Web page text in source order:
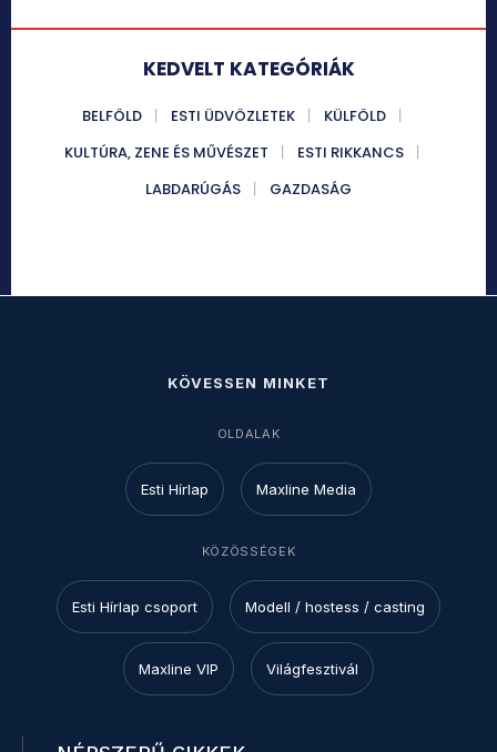
KEDVELT KATEGÓRIÁK
BELFÖLD ESTI ÜDVÖZLETEK
KÜLFÖLD
KULTÚRA, ZENE ÉS MŰVÉSZET
ESTI RIKKANCS
LABDARÚGÁS
GAZDASÁG
KÖVESSEN MINKET
OLDALAK
Esti Hírlap Maxline Media
KÖZÖSSÉGEK
Esti Hírlap csoport Modell / hostess / casting
Maxline VIP Világfesztivál